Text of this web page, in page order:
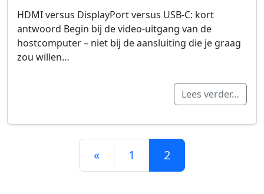
HDMI versus DisplayPort versus USB-C: kort
antwoord Begin bij de video-uitgang van de
hostcomputer – niet bij de aansluiting die je graag
zou willen…
Lees verder…
Berichten navigatie
« 1 2